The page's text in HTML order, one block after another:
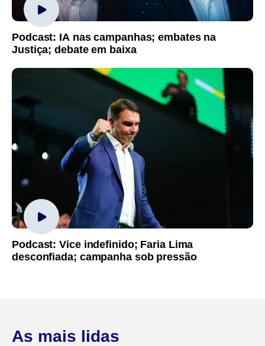
Podcast: IA nas campanhas; embates na
Justiça; debate em baixa
Podcast: Vice indefinido; Faria Lima
desconfiada; campanha sob pressão
As mais lidas